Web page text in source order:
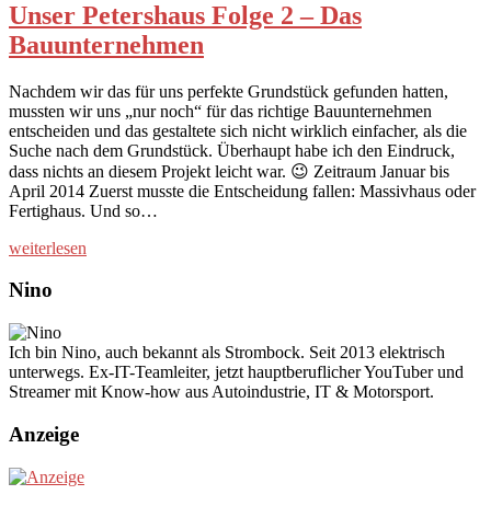
Unser Petershaus Folge 2 – Das
Bauunternehmen
Nachdem wir das für uns perfekte Grundstück gefunden hatten,
mussten wir uns „nur noch“ für das richtige Bauunternehmen
entscheiden und das gestaltete sich nicht wirklich einfacher, als die
Suche nach dem Grundstück. Überhaupt habe ich den Eindruck,
dass nichts an diesem Projekt leicht war. 😉 Zeitraum Januar bis
April 2014 Zuerst musste die Entscheidung fallen: Massivhaus oder
Fertighaus. Und so…
weiterlesen
Nino
Ich bin Nino, auch bekannt als Strombock. Seit 2013 elektrisch
unterwegs. Ex-IT-Teamleiter, jetzt hauptberuflicher YouTuber und
Streamer mit Know-how aus Autoindustrie, IT & Motorsport.
Anzeige